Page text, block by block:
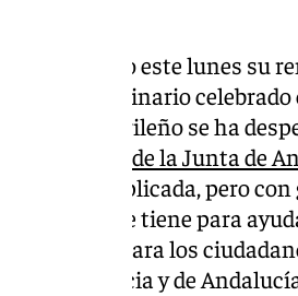
formalizado este lunes su
extraordinario
El motrileño se ha
de Salud de la Junta de
complicada, pero
que tiene para
sensible para los
de la provincia y de